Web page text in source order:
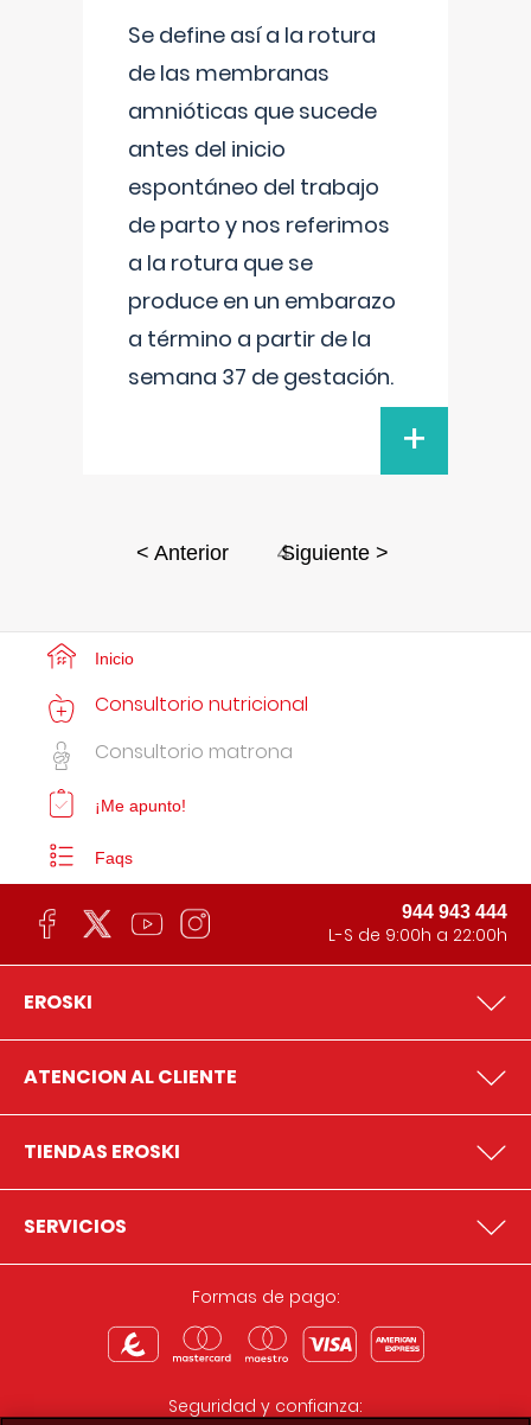
Se define así a la rotura
de las membranas
amnióticas que sucede
antes del inicio
espontáneo del trabajo
de parto y nos referimos
a la rotura que se
produce en un embarazo
a término a partir de la
semana 37 de gestación.
+
< Anterior 4
Siguiente >
Inicio
Consultorio nutricional
Consultorio matrona
¡Me apunto!
Faqs
944 943 444
L-S de 9:00h a 22:00h
EROSKI
ATENCION AL CLIENTE
TIENDAS EROSKI
SERVICIOS
Formas de pago:
Seguridad y confianza: